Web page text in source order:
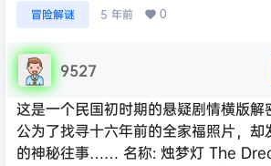
冒险解谜 5 年前 0
9527
这是一个民国初时期的悬疑剧情横版解
公为了找寻十六年前的全家福照片，却
的神秘往事…… 名称: 烛梦灯 The